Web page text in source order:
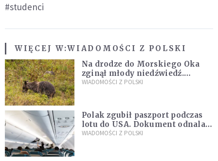
#studenci
WIĘCEJ W:WIADOMOŚCI Z POLSKI
Na drodze do Morskiego Oka
zginął młody niedźwiedź.
Sprawę bada Policja i TPN
WIADOMOŚCI Z POLSKI
Polak zgubił paszport podczas
lotu do USA. Dokument odnalazł
się w nietypowym miejscu
WIADOMOŚCI Z POLSKI